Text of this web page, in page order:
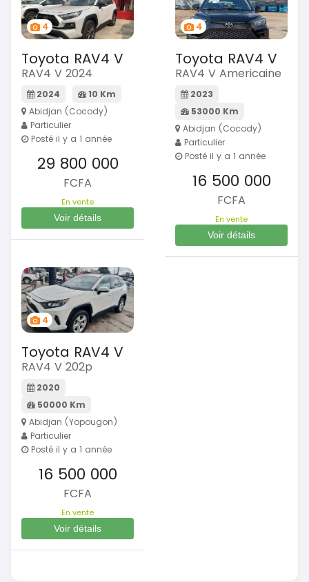
4
Toyota RAV4 V
RAV4 V 2024
2024
10 Km
Abidjan (Cocody)
Particulier
Posté il y a 1 année
29 800 000
FCFA
En vente
Voir détails
4
Toyota RAV4 V
RAV4 V Americaine
2023
53000 Km
Abidjan (Cocody)
Particulier
Posté il y a 1 année
16 500 000
FCFA
En vente
Voir détails
4
Toyota RAV4 V
RAV4 V 202p
2020
50000 Km
Abidjan (Yopougon)
Particulier
Posté il y a 1 année
16 500 000
FCFA
En vente
Voir détails